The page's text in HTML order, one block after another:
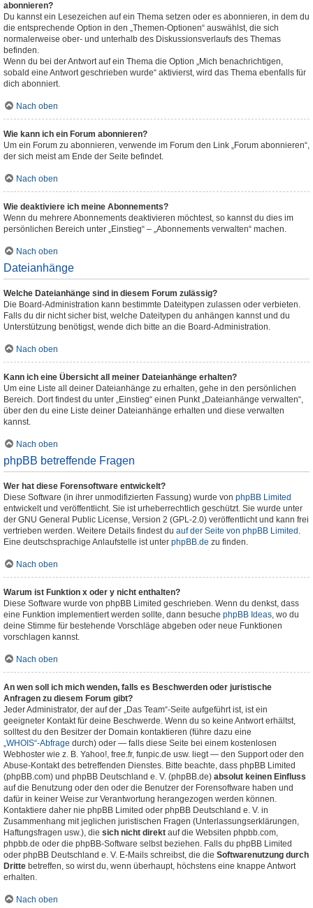
abonnieren?
Du kannst ein Lesezeichen auf ein Thema setzen oder es abonnieren, in dem du
die entsprechende Option in den „Themen-Optionen“ auswählst, die sich
normalerweise ober- und unterhalb des Diskussionsverlaufs des Themas
befinden.
Wenn du bei der Antwort auf ein Thema die Option „Mich benachrichtigen,
sobald eine Antwort geschrieben wurde“ aktivierst, wird das Thema ebenfalls für
dich abonniert.
Nach oben
Wie kann ich ein Forum abonnieren?
Um ein Forum zu abonnieren, verwende im Forum den Link „Forum abonnieren“,
der sich meist am Ende der Seite befindet.
Nach oben
Wie deaktiviere ich meine Abonnements?
Wenn du mehrere Abonnements deaktivieren möchtest, so kannst du dies im
persönlichen Bereich unter „Einstieg“ – „Abonnements verwalten“ machen.
Nach oben
Dateianhänge
Welche Dateianhänge sind in diesem Forum zulässig?
Die Board-Administration kann bestimmte Dateitypen zulassen oder verbieten.
Falls du dir nicht sicher bist, welche Dateitypen du anhängen kannst und du
Unterstützung benötigst, wende dich bitte an die Board-Administration.
Nach oben
Kann ich eine Übersicht all meiner Dateianhänge erhalten?
Um eine Liste all deiner Dateianhänge zu erhalten, gehe in den persönlichen
Bereich. Dort findest du unter „Einstieg“ einen Punkt „Dateianhänge verwalten“,
über den du eine Liste deiner Dateianhänge erhalten und diese verwalten
kannst.
Nach oben
phpBB betreffende Fragen
Wer hat diese Forensoftware entwickelt?
Diese Software (in ihrer unmodifizierten Fassung) wurde von phpBB Limited
entwickelt und veröffentlicht. Sie ist urheberrechtlich geschützt. Sie wurde unter
der GNU General Public License, Version 2 (GPL-2.0) veröffentlicht und kann frei
vertrieben werden. Weitere Details findest du auf der Seite von phpBB Limited .
Eine deutschsprachige Anlaufstelle ist unter phpBB.de zu finden.
Nach oben
Warum ist Funktion x oder y nicht enthalten?
Diese Software wurde von phpBB Limited geschrieben. Wenn du denkst, dass
eine Funktion implementiert werden sollte, dann besuche phpBB Ideas, wo du
deine Stimme für bestehende Vorschläge abgeben oder neue Funktionen
vorschlagen kannst.
Nach oben
An wen soll ich mich wenden, falls es Beschwerden oder juristische
Anfragen zu diesem Forum gibt?
Jeder Administrator, der auf der „Das Team“-Seite aufgeführt ist, ist ein
geeigneter Kontakt für deine Beschwerde. Wenn du so keine Antwort erhältst,
solltest du den Besitzer der Domain kontaktieren (führe dazu eine
„WHOIS“-Abfrage durch) oder — falls diese Seite bei einem kostenlosen
Webhoster wie z. B. Yahoo!, free.fr, funpic.de usw. liegt — den Support oder den
Abuse-Kontakt des betreffenden Dienstes. Bitte beachte, dass phpBB Limited
(phpBB.com) und phpBB Deutschland e. V. (phpBB.de) absolut keinen Einfluss
auf die Benutzung oder den oder die Benutzer der Forensoftware haben und
dafür in keiner Weise zur Verantwortung herangezogen werden können.
Kontaktiere daher nie phpBB Limited oder phpBB Deutschland e. V. in
Zusammenhang mit jeglichen juristischen Fragen (Unterlassungserklärungen,
Haftungsfragen usw.), die sich nicht direkt auf die Websiten phpbb.com,
phpbb.de oder die phpBB-Software selbst beziehen. Falls du phpBB Limited
oder phpBB Deutschland e. V. E-Mails schreibst, die die Softwarenutzung durch
Dritte betreffen, so wirst du, wenn überhaupt, höchstens eine knappe Antwort
erhalten.
Nach oben